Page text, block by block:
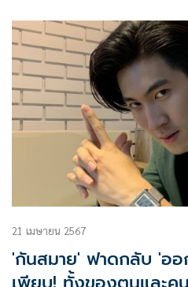
21 เมษายน 2567
'กันสมาย' ฟาดกลับ 'ออ